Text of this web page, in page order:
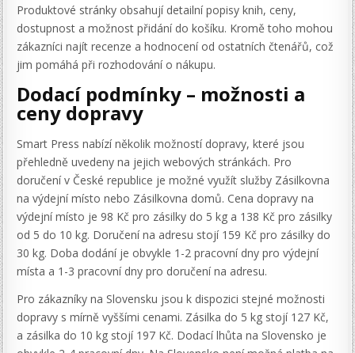
Produktové stránky obsahují detailní popisy knih, ceny,
dostupnost a možnost přidání do košíku. Kromě toho mohou
zákazníci najít recenze a hodnocení od ostatních čtenářů, což
jim pomáhá při rozhodování o nákupu.
Dodací podmínky – možnosti a
ceny dopravy
Smart Press nabízí několik možností dopravy, které jsou
přehledně uvedeny na jejich webových stránkách. Pro
doručení v České republice je možné využít služby Zásilkovna
na výdejní místo nebo Zásilkovna domů. Cena dopravy na
výdejní místo je 98 Kč pro zásilky do 5 kg a 138 Kč pro zásilky
od 5 do 10 kg. Doručení na adresu stojí 159 Kč pro zásilky do
30 kg. Doba dodání je obvykle 1-2 pracovní dny pro výdejní
místa a 1-3 pracovní dny pro doručení na adresu.
Pro zákazníky na Slovensku jsou k dispozici stejné možnosti
dopravy s mírně vyššími cenami. Zásilka do 5 kg stojí 127 Kč,
a zásilka do 10 kg stojí 197 Kč. Dodací lhůta na Slovensko je